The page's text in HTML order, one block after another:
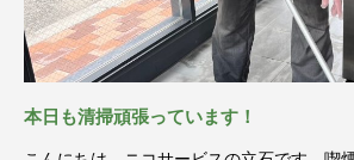
本日も清掃頑張っています！